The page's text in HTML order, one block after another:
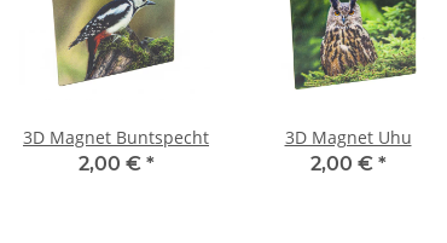
3D Magnet Buntspecht
2,00 € *
3D Magnet Uhu
2,00 € *